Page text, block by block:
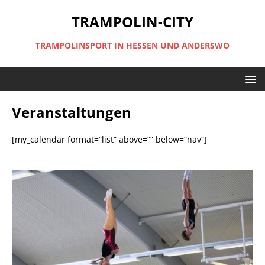
TRAMPOLIN-CITY
TRAMPOLINSPORT IN HESSEN UND ANDERSWO
Veranstaltungen
[my_calendar format=“list“ above=““ below=“nav“]